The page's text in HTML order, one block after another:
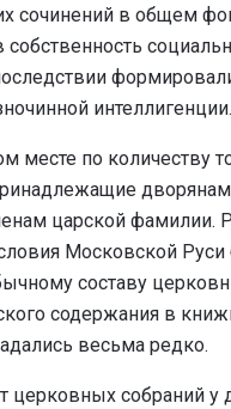
сочинений в общем
интеллигенции.
месте по количеству
царской фамилии.
Московской
составу
содержания в
весьма редко.
церковных собраний у